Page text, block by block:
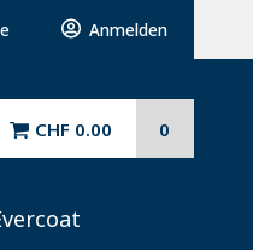
Anmelden
CHF 0.00 0